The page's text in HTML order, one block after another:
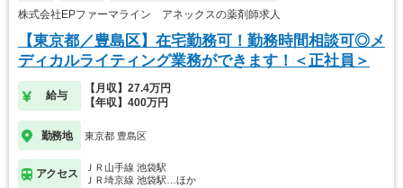
株式会社EPファーマライン アネックスの薬剤師求人
【東京都／豊島区】在宅勤務可！勤務時間相談可◎メ
ディカルライティング業務ができます！＜正社員＞
給与
【月収】27.4万円
【年収】400万円
勤務地 東京都 豊島区
アクセス
ＪＲ山手線 池袋駅
ＪＲ埼京線 池袋駅…ほか